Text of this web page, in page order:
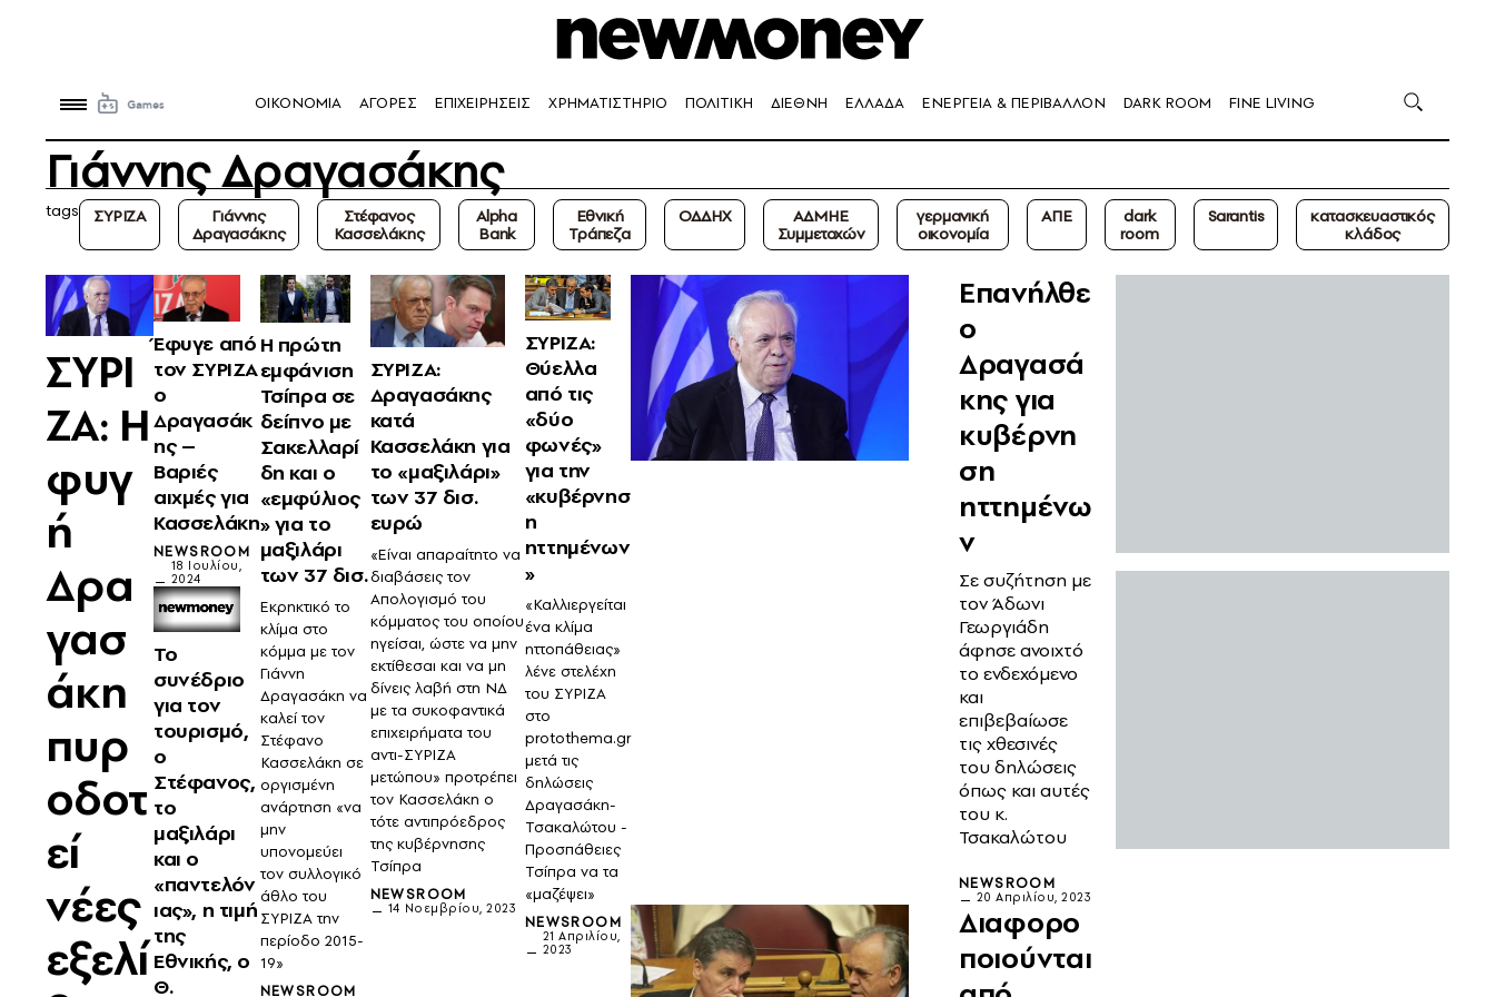
OIKONOMIA ΑΓΟΡΕΣ ΕΠΙΧΕΙΡΗΣΕΙΣ ΧΡΗΜΑΤΙΣΤΗΡΙΟ ΠΟΛΙΤΙΚΗ ΔΙΕΘΝΗ ΕΛΛΑΔΑ ΕΝΕΡΓΕΙΑ & ΠΕΡΙΒΑΛΛΟΝ DARK ROOM FINE LIVING
Γιάννης Δραγασάκης
tags ΣΥΡΙΖΑ
Γιάννης
Δραγασάκης
Στέφανος
Κασσελάκης
Alpha
Bank
Εθνική
Τράπεζα
ΟΔΔΗΧ
ΑΔΜΗΕ
Συμμετοχών
γερμανική
οικονομία
ΑΠΕ
dark
room
Sarantis
κατασκευαστικός
κλάδος
ΣΥΡΙ
ΖΑ: Η
φυγ
ή
Δρα
γασ
άκη
πυρ
οδοτ
εί
νέες
εξελί
Έφυγε από
τον ΣΥΡΙΖΑ
ο
Δραγασάκ
ης –
Βαριές
αιχμές για
Κασσελάκη
NEWSROOM
18 Ιουλίου,
2024
Το
συνέδριο
για τον
τουρισμό,
ο
Στέφανος,
το
μαξιλάρι
και ο
«παντελόν
ιας», η τιμή
της
Εθνικής, ο
Θ.
Η πρώτη
εμφάνιση
Τσίπρα σε
δείπνο με
Σακελλαρί
δη και ο
«εμφύλιος
» για το
μαξιλάρι
των 37 δισ.
Εκρηκτικό το
κλίμα στο
κόμμα με τον
Γιάννη
Δραγασάκη να
καλεί τον
Στέφανο
Κασσελάκη σε
οργισμένη
ανάρτηση «να
μην
υπονομεύει
τον συλλογικό
άθλο του
ΣΥΡΙΖΑ την
περίοδο 2015-
19»
NEWSROOM
ΣΥΡΙΖΑ:
Δραγασάκης
κατά
Κασσελάκη για
το «μαξιλάρι»
των 37 δισ.
ευρώ
«Είναι απαραίτητο να
διαβάσεις τον
Απολογισμό του
κόμματος του οποίου
ηγείσαι, ώστε να μην
εκτίθεσαι και να μη
δίνεις λαβή στη ΝΔ
με τα συκοφαντικά
επιχειρήματα του
αντι-ΣΥΡΙΖΑ
μετώπου» προτρέπει
τον Κασσελάκη ο
τότε αντιπρόεδρος
της κυβέρνησης
Τσίπρα
NEWSROOM
14 Νοεμβρίου, 2023
ΣΥΡΙΖΑ:
Θύελλα
από τις
«δύο
φωνές»
για την
«κυβέρνησ
η
ηττημένων
»
«Καλλιεργείται
ένα κλίμα
ηττοπάθειας»
λένε στελέχη
του ΣΥΡΙΖΑ
στο
protothema.gr
μετά τις
δηλώσεις
Δραγασάκη-
Τσακαλώτου -
Προσπάθειες
Τσίπρα να τα
«μαζέψει»
NEWSROOM
21 Απριλίου,
2023
Επανήλθε
o
Δραγασά
κης για
κυβέρνη
ση
ηττημένω
ν
Σε συζήτηση με
τον Άδωνι
Γεωργιάδη
άφησε ανοιχτό
το ενδεχόμενο
και
επιβεβαίωσε
τις χθεσινές
του δηλώσεις
όπως και αυτές
του κ.
Τσακαλώτου
NEWSROOM
20 Απριλίου, 2023
Διαφορο
ποιούνται